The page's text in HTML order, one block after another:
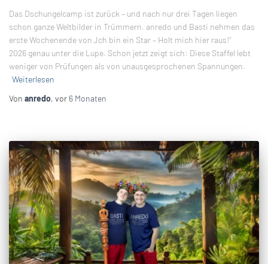
Das Dschungelcamp ist zurück – und nach nur drei Tagen liegen
schon ganze Weltbilder in Trümmern. anredo und Basti nehmen das
erste Wochenende von „Ich bin ein Star – Holt mich hier raus!“
2026 genau unter die Lupe. Schon jetzt zeigt sich: Diese Staffel lebt
weniger von Prüfungen als von unausgesprochenen Spannungen.
Weiterlesen
Von anredo, vor 6 Monaten